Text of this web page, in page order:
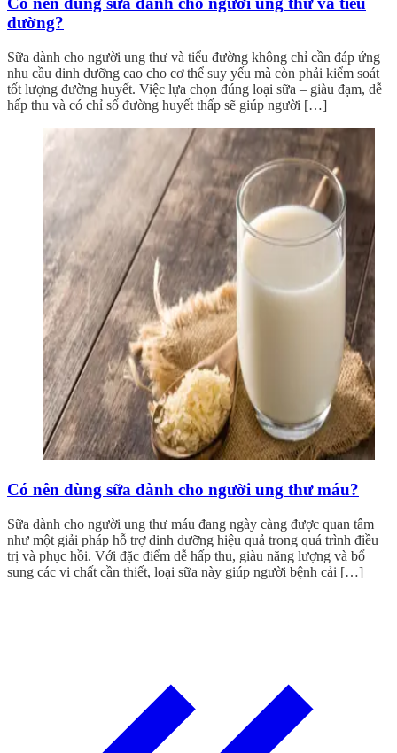
đường?
Sữa dành cho người ung thư và tiểu đường không chỉ cần đáp ứng
nhu cầu dinh dưỡng cao cho cơ thể suy yếu mà còn phải kiểm soát
tốt lượng đường huyết. Việc lựa chọn đúng loại sữa – giàu đạm, dễ
hấp thu và có chỉ số đường huyết thấp sẽ giúp người […]
Có nên dùng sữa dành cho người ung thư máu?
Sữa dành cho người ung thư máu đang ngày càng được quan tâm
như một giải pháp hỗ trợ dinh dưỡng hiệu quả trong quá trình điều
trị và phục hồi. Với đặc điểm dễ hấp thu, giàu năng lượng và bổ
sung các vi chất cần thiết, loại sữa này giúp người bệnh cải […]